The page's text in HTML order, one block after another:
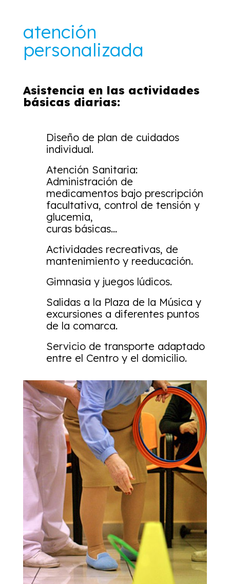
atención
personalizada
Asistencia en las actividades
básicas diarias:
Diseño de plan de cuidados
individual.
Atención Sanitaria:
Administración de
medicamentos bajo prescripción
facultativa, control de tensión y
glucemia,
curas básicas…
Actividades recreativas, de
mantenimiento y reeducación.
Gimnasia y juegos lúdicos.
Salidas a la Plaza de la Música y
excursiones a diferentes puntos
de la comarca.
Servicio de transporte adaptado
entre el Centro y el domicilio.